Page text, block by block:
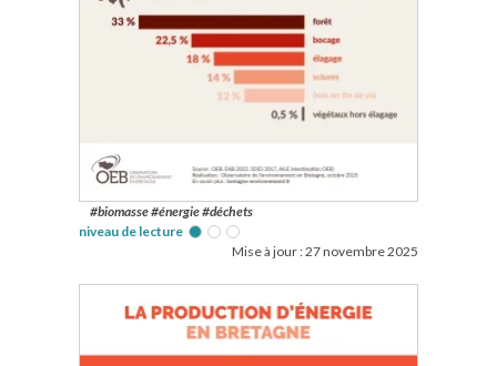
#biomasse #énergie #déchets
niveau de lecture
Mise à jour :27 novembre 2025